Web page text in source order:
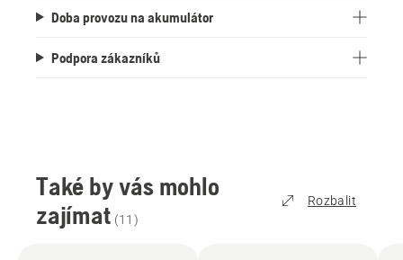
Doba provozu na akumulátor
Podpora zákazníků
Také by vás mohlo
zajímat (11 )
Rozbalit